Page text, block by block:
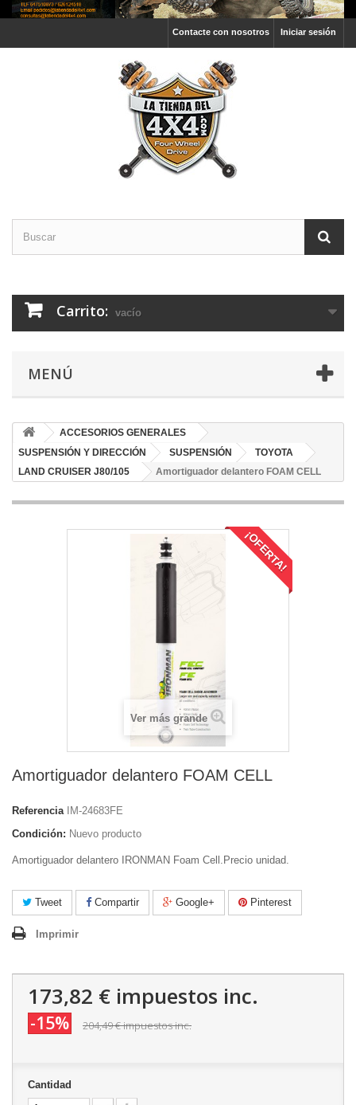
Iniciar sesión
Contacte con nosotros
Carrito: vacío
MENÚ
ACCESORIOS GENERALES
SUSPENSIÓN Y DIRECCIÓN
SUSPENSIÓN
TOYOTA
LAND CRUISER J80/105
Amortiguador delantero FOAM CELL
¡OFERTA!
Ver más grande
Amortiguador delantero FOAM CELL
Referencia
IM-24683FE
Condición: Nuevo producto
Amortiguador delantero IRONMAN Foam Cell.Precio unidad.
Tweet Compartir Google+ Pinterest
Imprimir
173,82 € impuestos inc.
-15% 204,49 €impuestos inc.
Cantidad